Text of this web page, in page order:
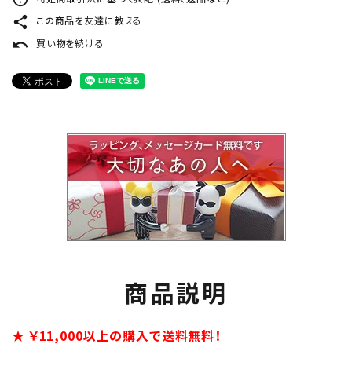
share この商品を友達に教える
undo 買い物を続ける
商品説明
★ ￥11,000以上の購入で送料無料！